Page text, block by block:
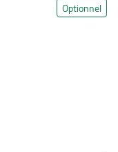
Optionnel